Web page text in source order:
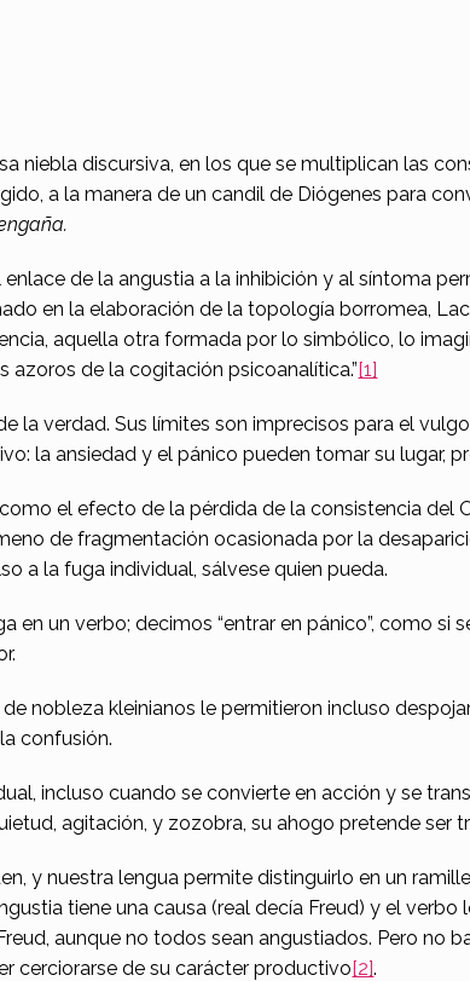
niebla discursiva, en los que se multiplican las
a la manera de un candil de Diógenes para
de la angustia a la inhibición y al síntoma
en la elaboración de la topología borromea,
aquella otra formada por lo simbólico, lo
azoros de la cogitación psicoanalítica.”[1]
la verdad. Sus límites son imprecisos para el
la ansiedad y el pánico pueden tomar su lugar,
el efecto de la pérdida de la consistencia
de fragmentación ocasionada por la
a la fuga individual, sálvese quien pueda.
en un verbo; decimos “entrar en pánico”, como
nobleza kleinianos le permitieron incluso
confusión.
incluso cuando se convierte en acción y se
agitación, y zozobra, su ahogo pretende ser
y nuestra lengua permite distinguirlo en un
tiene una causa (real decía Freud) y el
aunque no todos sean angustiados. Pero no
cerciorarse de su carácter productivo[2].